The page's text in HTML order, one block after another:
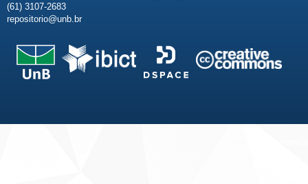
(61) 3107-2683
repositorio@unb.br